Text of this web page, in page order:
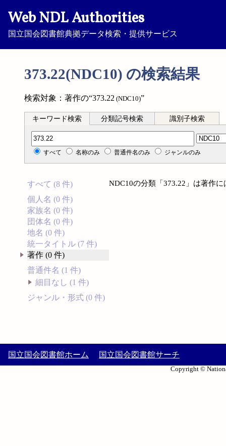
Web NDL Authorities
国立国会図書館典拠データ検索・提供サービス
373.22(NDC10) の検索結果
検索対象：著作の“373.22 (NDC10)”
キーワード検索 分類記号検索 識別子検索
分類記号検索
すべて 名称のみ 普通件名のみ ジャンルのみ
すべて (8 件)
個人名 (0 件)
家族名 (0 件)
団体名 (0 件)
地名 (0 件)
統一タイトル (7 件)
著作 (0 件)
普通件名 (1 件)
細目なし (1 件)
ジャンル・形式 (0 件)
NDC10の分類「373.22」は著作
国立国会図書館ホーム 国立国会図書館サーチ
Copyright ©